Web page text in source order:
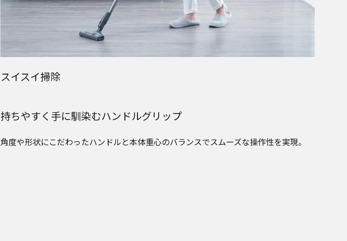
スイスイ掃除
持ちやすく手に馴染むハンドルグリップ
角度や形状にこだわったハンドルと本体重心のバランスでスムーズな操作性を実現。